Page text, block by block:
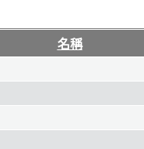
名稱